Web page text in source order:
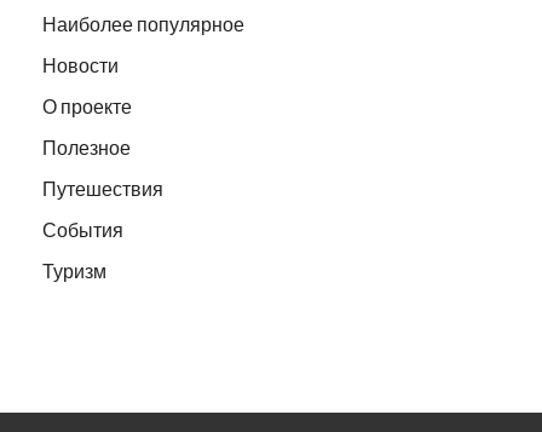
Наиболее популярное
Новости
О проекте
Полезное
Путешествия
События
Туризм